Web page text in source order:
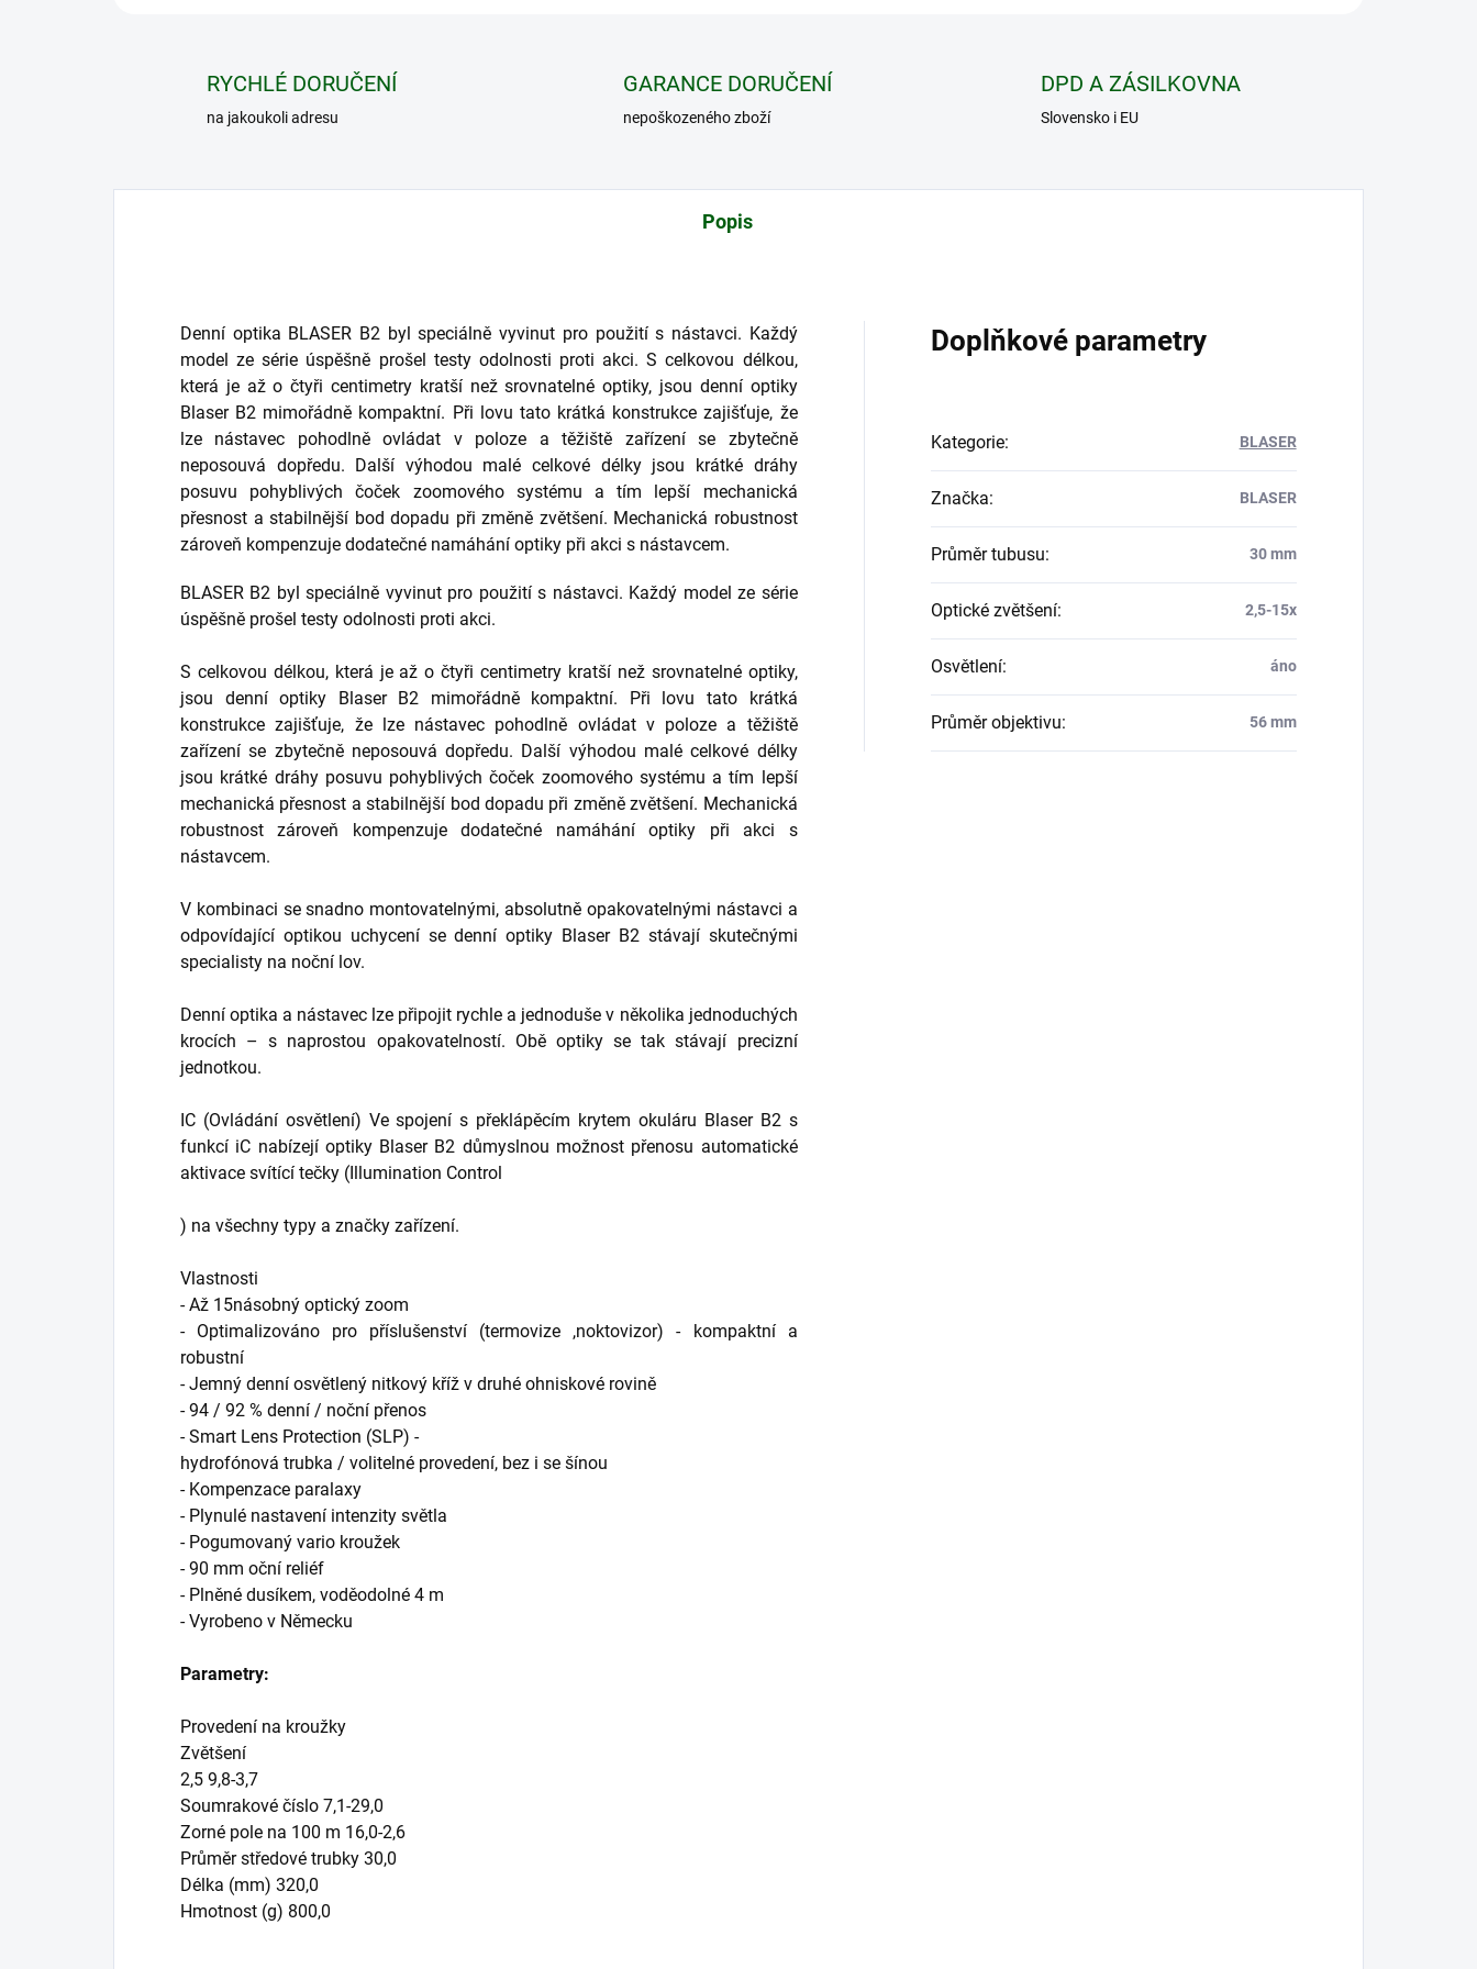
RYCHLÉ DORUČENÍ
na jakoukoli adresu
GARANCE DORUČENÍ
nepoškozeného zboží
DPD A ZÁSILKOVNA
Slovensko i EU
Popis
Denní optika BLASER B2 byl speciálně vyvinut pro použití s ​​nástavci. Každý
model ze série úspěšně prošel testy odolnosti proti akci. S celkovou délkou,
která je až o čtyři centimetry kratší než srovnatelné optiky, jsou denní optiky
Blaser B2 mimořádně kompaktní. Při lovu tato krátká konstrukce zajišťuje, že
lze nástavec pohodlně ovládat v poloze a těžiště zařízení se zbytečně
neposouvá dopředu. Další výhodou malé celkové délky jsou krátké dráhy
posuvu pohyblivých čoček zoomového systému a tím lepší mechanická
přesnost a stabilnější bod dopadu při změně zvětšení. Mechanická robustnost
zároveň kompenzuje dodatečné namáhání optiky při akci s nástavcem.
BLASER B2 byl speciálně vyvinut pro použití s ​​nástavci. Každý model ze série
úspěšně prošel testy odolnosti proti akci.
S celkovou délkou, která je až o čtyři centimetry kratší než srovnatelné optiky,
jsou denní optiky Blaser B2 mimořádně kompaktní. Při lovu tato krátká
konstrukce zajišťuje, že lze nástavec pohodlně ovládat v poloze a těžiště
zařízení se zbytečně neposouvá dopředu. Další výhodou malé celkové délky
jsou krátké dráhy posuvu pohyblivých čoček zoomového systému a tím lepší
mechanická přesnost a stabilnější bod dopadu při změně zvětšení. Mechanická
robustnost zároveň kompenzuje dodatečné namáhání optiky při akci s
nástavcem.
V kombinaci se snadno montovatelnými, absolutně opakovatelnými nástavci a
odpovídající optikou uchycení se denní optiky Blaser B2 stávají skutečnými
specialisty na noční lov.
Denní optika a nástavec lze připojit rychle a jednoduše v několika jednoduchých
krocích – s naprostou opakovatelností. Obě optiky se tak stávají precizní
jednotkou.
IC (Ovládání osvětlení) Ve spojení s překlápěcím krytem okuláru Blaser B2 s
funkcí iC nabízejí optiky Blaser B2 důmyslnou možnost přenosu automatické
aktivace svítící tečky (Illumination Control
) na všechny typy a značky zařízení.
Vlastnosti
- Až 15násobný optický zoom
- Optimalizováno pro příslušenství (termovize ,noktovizor) - kompaktní a
robustní
- Jemný denní osvětlený nitkový kříž v druhé ohniskové rovině
- 94 / 92 % denní / noční přenos
- Smart Lens Protection (SLP) -
hydrofónová trubka / volitelné provedení, bez i se šínou
- Kompenzace paralaxy
- Plynulé nastavení intenzity světla
- Pogumovaný vario kroužek
- 90 mm oční reliéf
- Plněné dusíkem, voděodolné 4 m
- Vyrobeno v Německu
Parametry:
Provedení na kroužky
Zvětšení
2,5 9,8-3,7
Soumrakové číslo 7,1-29,0
Zorné pole na 100 m 16,0-2,6
Průměr středové trubky 30,0
Délka (mm) 320,0
Hmotnost (g) 800,0
Doplňkové parametry
Kategorie: BLASER
Značka: BLASER
Průměr tubusu: 30 mm
Optické zvětšení: 2,5-15x
Osvětlení: áno
Průměr objektivu: 56 mm